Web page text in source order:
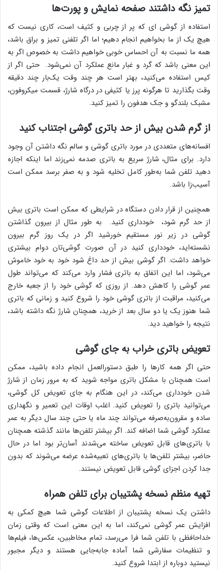
تمیز نگه داشتند صفحه نمایش و پورت‌ها
استفاده از گوشی ای که پر از چربی و کثیف است، کاری نیست که
هیچ یک از ما بخواهیم انجام دهیم؛ اما اگر تلفنی تمیز و براق باشد،
همه ما نسبت به آن احساس خوبی خواهیم داشت به خصوص اگر به
این معنی باشد که گرد و غبار مانع عملکرد آن نمی‌شود. حتی اگر از
کیس استفاده می‌کنید، بهتر است هر چند وقت یک‌بار چند دقیقه
وقت بگذارید تا هرگونه پرز یا کثیفی در درگاه شارژ، قسمت میکروفون،
مشبک بلندگو و جک هدفون را تمیز کنید.
از گرم شدن بیش از حد باتری گوشی اجتناب کنید
افسانه‌های متعددی در مورد باتری گوشی و سالم نگه داشتن آن وجود
دارد. برای مثال، شارژ سریع به باتری صدمه نمی‌زند اما اینکه اجازه
دهید تلفن شما به‌طور کامل تخلیه شود و به صفر برسد ممکن است
آسیب‌زا باشد.
همچنین از قرار دادن دستگاه در شرایطی که ممکن است باتری بیش
از حد گرم شود، خودداری کنید. به طور مثال از بیرون گذاشتن
گوشی در زیر نور مستقیم خورشید اگر در یک روز گرم بیرون
نشسته‌اید، خودداری کنید در آن صورت گوشی‌تان دوام بیشتری
خواهد داشت. اگر گوشی بیش از حد داغ شود خود به خود خاموش
می‌شود، اما این اتفاق به باتری فشار وارد می‌کند که می‌تواند طول
عمر گوشی را کاهش دهد. از روزی که گوشی خود را از جعبه خارج
می‌کنید، مراقبت از باتری گوشی خود را شروع کنید و زمانی که باتری
شما هنوز یک یا دو سال بعد از خرید، همچنان شارژ نگه داشته باشد،
نتیجه را خواهید دید.
تعویض باتری خراب به جای گوشی
حتی اگر همه کارها را طبق دستورالعمل انجام داده باشید، ممکن
است همچنان با مشکل باتری مواجه شوید که به مرور زمان از شارژ
شدن خودداری می‌کند، در این هنگام به جای تعویض کل گوشی،
می‌توانید باتری را تعویض کنید. اغلب اوقات این تعمیر و نگهداری
ساده و مقرون‌به‌صرفه می‌تواند چند ماه یا حتی چند سال دیگر به عمر
عملکرد گوشی شما اضافه کند. اگر بیشتر تلفن‌ها مانند گذشته همچنان
با باتری‌های قابل تعویض ساخته می‌شدند آسان‌تر بود اما در حال
حاضر، بیشتر تلفن‌ها با باتری‌های تعبیه‌شده عرضه می‌شوند که بدون
جدا کردن اجزای گوشی قابل تعویض نیستند.
تهیه منظم نسخه پشتیبان برای تلفن همراه
داشتن یک نسخه پشتیبان از اطلاعات گوشی شما هیچ کمکی به
افزایش عمر گوشی نمی‌کند، اما به این معنی است که وقتی زمان
خداحافظی با تلفن شما فرا می‌رسد، تمام مخاطبین، عکس‌ها، فیلم‌ها
و تنظیمات سفارشی شما آماده جابه‌جایی هستند و دیگر مجبور
نیستید دوباره از ابتدا شروع کنید.